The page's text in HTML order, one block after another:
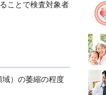
ことで検査対象者
）の萎縮の程度